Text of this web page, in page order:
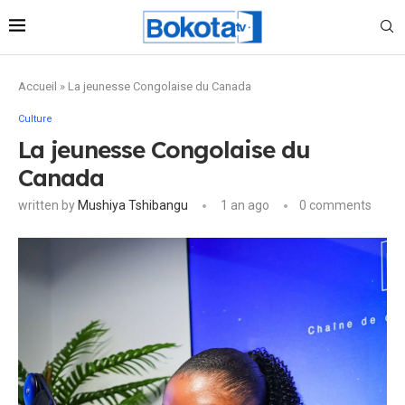
Accueil » La jeunesse Congolaise du Canada
Culture
La jeunesse Congolaise du
Canada
written by Mushiya Tshibangu 1 an ago 0 comments